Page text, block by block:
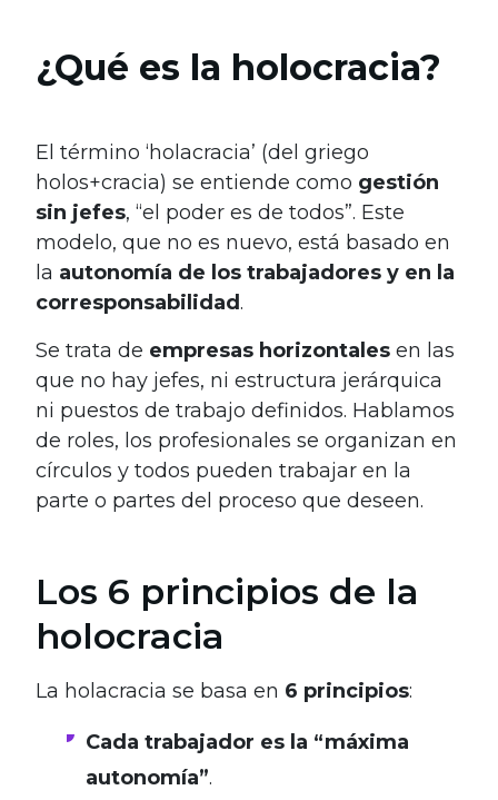
¿Qué es la holocracia?
El término ‘holacracia’ (del griego
holos+cracia) se entiende como gestión
sin jefes, “el poder es de todos”. Este
modelo, que no es nuevo, está basado en
la autonomía de los trabajadores y en la
corresponsabilidad.
Se trata de empresas horizontales en las
que no hay jefes, ni estructura jerárquica
ni puestos de trabajo definidos. Hablamos
de roles, los profesionales se organizan en
círculos y todos pueden trabajar en la
parte o partes del proceso que deseen.
Los 6 principios de la
holocracia
La holacracia se basa en 6 principios:
Cada trabajador es la “máxima
autonomía”.